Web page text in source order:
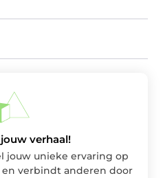
verhaal!
jouw unieke ervaring op
verbindt anderen door